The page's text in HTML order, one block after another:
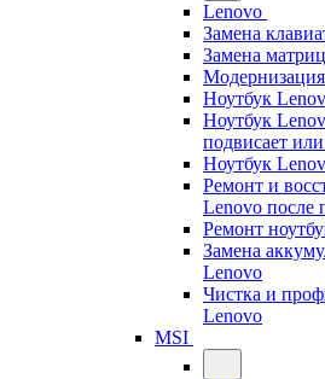
Lenovo
Замена
Замена
Ноутбук
Ноутбук
подвисает
Ноутбук
Ремонт и
Lenovo после
Ремонт
Замена
Lenovo
Чистка и
Lenovo
MSI